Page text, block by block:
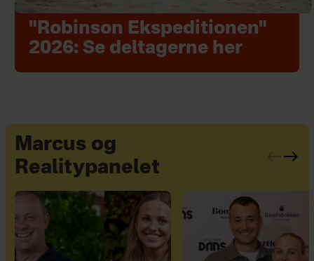
"Robinson Ekspeditionen"
2026: Se deltagerne her
Marcus og
Realitypanelet